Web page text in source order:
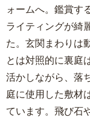
ォームへ。鑑賞す
ライティングが綺
た。玄関まわりは
とは対照的に裏庭
活かしながら、落
庭に使用した敷材
ています。飛び石